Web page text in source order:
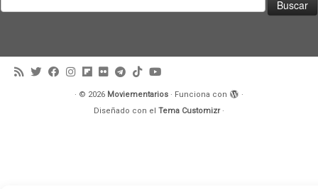
· © 2026 Moviementarios · Funciona con
·
Diseñado con el Tema Customizr·